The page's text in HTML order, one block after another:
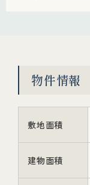
物件情報
敷地面積
建物面積